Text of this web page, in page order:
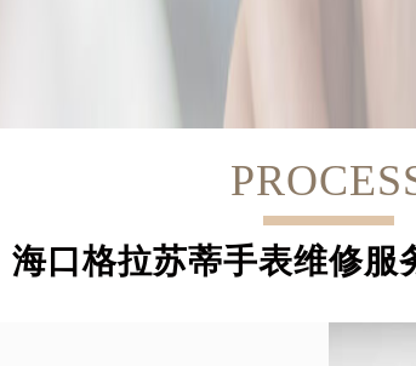
海口格拉苏蒂手表维修服